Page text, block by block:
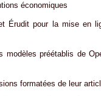
économiques
Érudit pour la mise en
modèles préétablis de
formatées de leur